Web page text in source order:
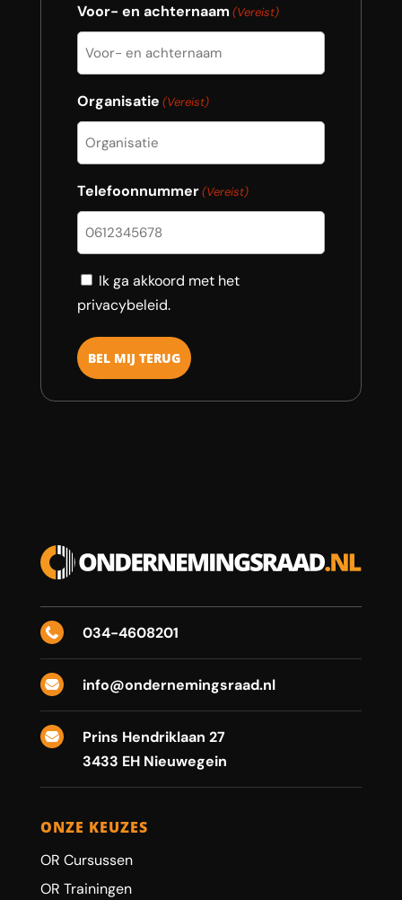
Voor- en achternaam (Vereist)
Organisatie (Vereist)
Telefoonnummer(Vereist)
Consent
Ik ga akkoord met het
privacybeleid.
 034-4608201
 info@ondernemingsraad.nl

Prins Hendriklaan 27
3433 EH Nieuwegein
ONZE KEUZES
OR Cursussen
OR Trainingen